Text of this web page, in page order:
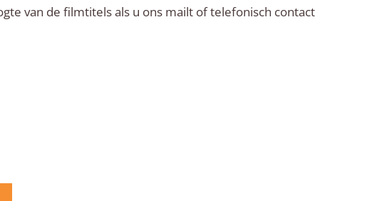
van de filmtitels als u ons mailt of telefonisch contact